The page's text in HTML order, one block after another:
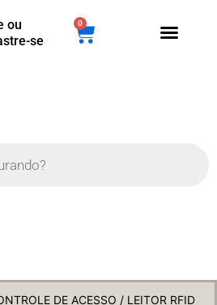
ou
se
0
DE ACESSO / LEITOR RFID